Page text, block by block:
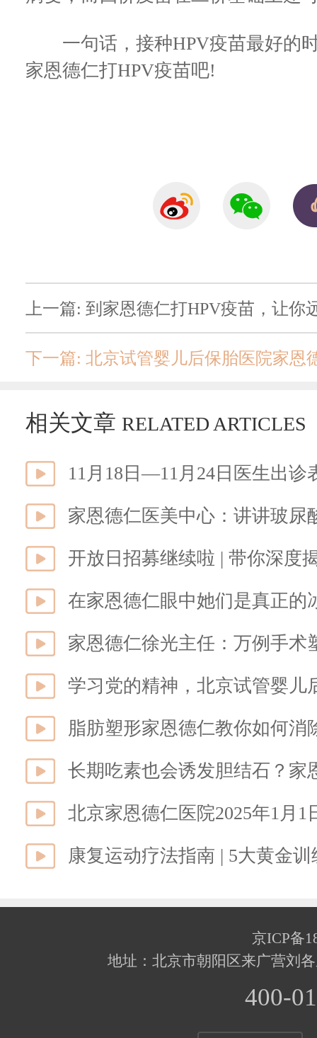
一句话，接种HPV疫苗最好的
家恩德仁打HPV疫苗吧!
上一篇: 到家恩德仁打HPV疫苗，让你
下一篇: 北京试管婴儿后保胎医院家恩
相关文章 RELATED ARTICLES
11月18日—11月24日医生出诊
家恩德仁医美中心：讲讲玻尿
开放日招募继续啦 | 带你深度
在家恩德仁眼中她们是真正的
家恩德仁徐光主任：万例手术
脂肪塑形家恩德仁教你如何消
长期吃素也会诱发胆结石？家
北京家恩德仁医院2025年1月
康复运动疗法指南 | 5大黄金
京ICP备
地址：北京市朝阳区来广营刘
400-